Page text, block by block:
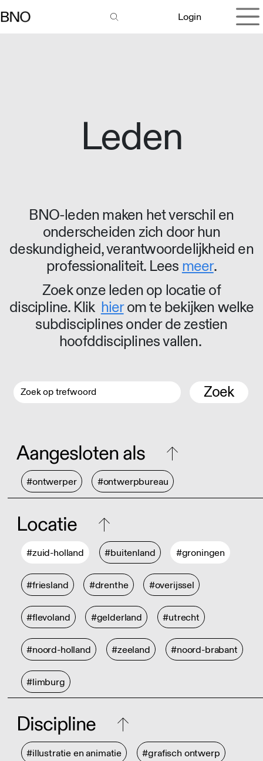
Login
Leden
BNO-leden maken het verschil en
onderscheiden zich door hun
deskundigheid, verantwoordelijkheid en
professionaliteit. Lees meer.
Zoek onze leden op locatie of
discipline. Klik hierom te bekijken welke
subdisciplines onder de zestien
hoofddisciplines vallen.
Zoek
Aangesloten als
#ontwerper #ontwerpbureau
Locatie
#zuid-holland #buitenland #groningen
#friesland #drenthe #overijssel
#flevoland #gelderland #utrecht
#noord-holland #zeeland #noord-brabant
#limburg
Discipline
#illustratie en animatie #grafisch ontwerp